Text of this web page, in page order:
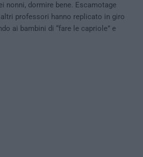
nonni, dormire bene. Escamotage
professori hanno replicato in giro
ai bambini di “fare le capriole” e